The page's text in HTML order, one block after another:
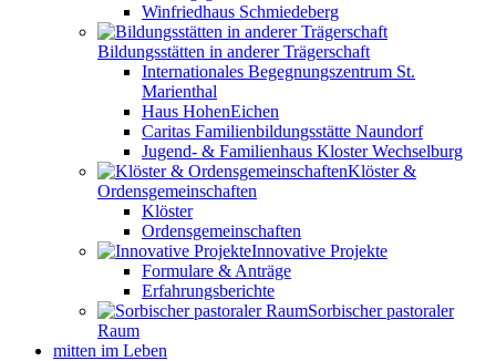
Winfriedhaus Schmiedeberg
Bildungsstätten in anderer Trägerschaft
Internationales Begegnungszentrum St.
Marienthal
Haus HohenEichen
Caritas Familienbildungsstätte Naundorf
Jugend- & Familienhaus Kloster Wechselburg
Klöster &
Ordensgemeinschaften
Klöster
Ordensgemeinschaften
Innovative Projekte
Formulare & Anträge
Erfahrungsberichte
Sorbischer pastoraler
Raum
mitten im Leben